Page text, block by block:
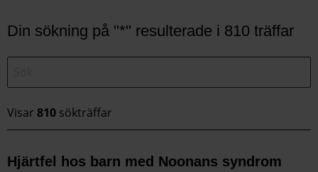
Din sökning på "*" resulterade i 810 träffar
Visar 810 sökträffar
Hjärtfel hos barn med Noonans syndrom